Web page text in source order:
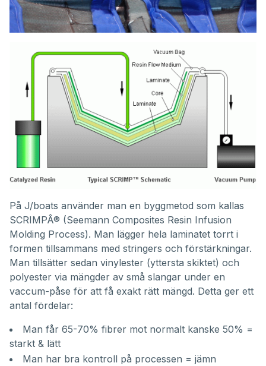
På J/boats använder man en byggmetod som kallas
SCRIMPÂ® (Seemann Composites Resin Infusion
Molding Process). Man lägger hela laminatet torrt i
formen tillsammans med stringers och förstärkningar.
Man tillsätter sedan vinylester (yttersta skiktet) och
polyester via mängder av små slangar under en
vaccum-påse för att få exakt rätt mängd. Detta ger ett
antal fördelar:
Man får 65-70% fibrer mot normalt kanske 50% =
starkt & lätt
Man har bra kontroll på processen = jämn